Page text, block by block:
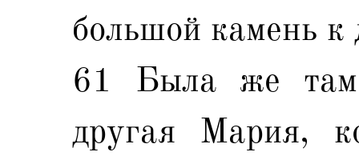
большой камень к
61 Была же
другая Мария,